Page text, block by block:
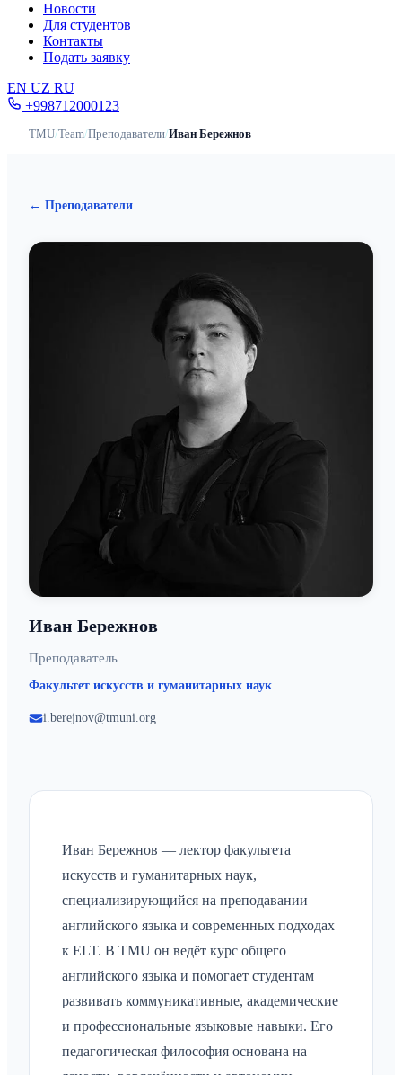
Новости
Для студентов
Контакты
Подать заявку
EN UZ RU
+998712000123
TMU/Team/Преподаватели/Иван Бережнов
← Преподаватели
Иван Бережнов
Преподаватель
Факультет искусств и гуманитарных наук
i.berejnov@tmuni.org
Иван Бережнов — лектор факультета
искусств и гуманитарных наук,
специализирующийся на преподавании
английского языка и современных подходах
к ELT. В TMU он ведёт курс общего
английского языка и помогает студентам
развивать коммуникативные, академические
и профессиональные языковые навыки. Его
педагогическая философия основана на